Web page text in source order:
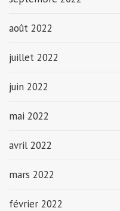
août 2022
juillet 2022
juin 2022
mai 2022
avril 2022
mars 2022
février 2022